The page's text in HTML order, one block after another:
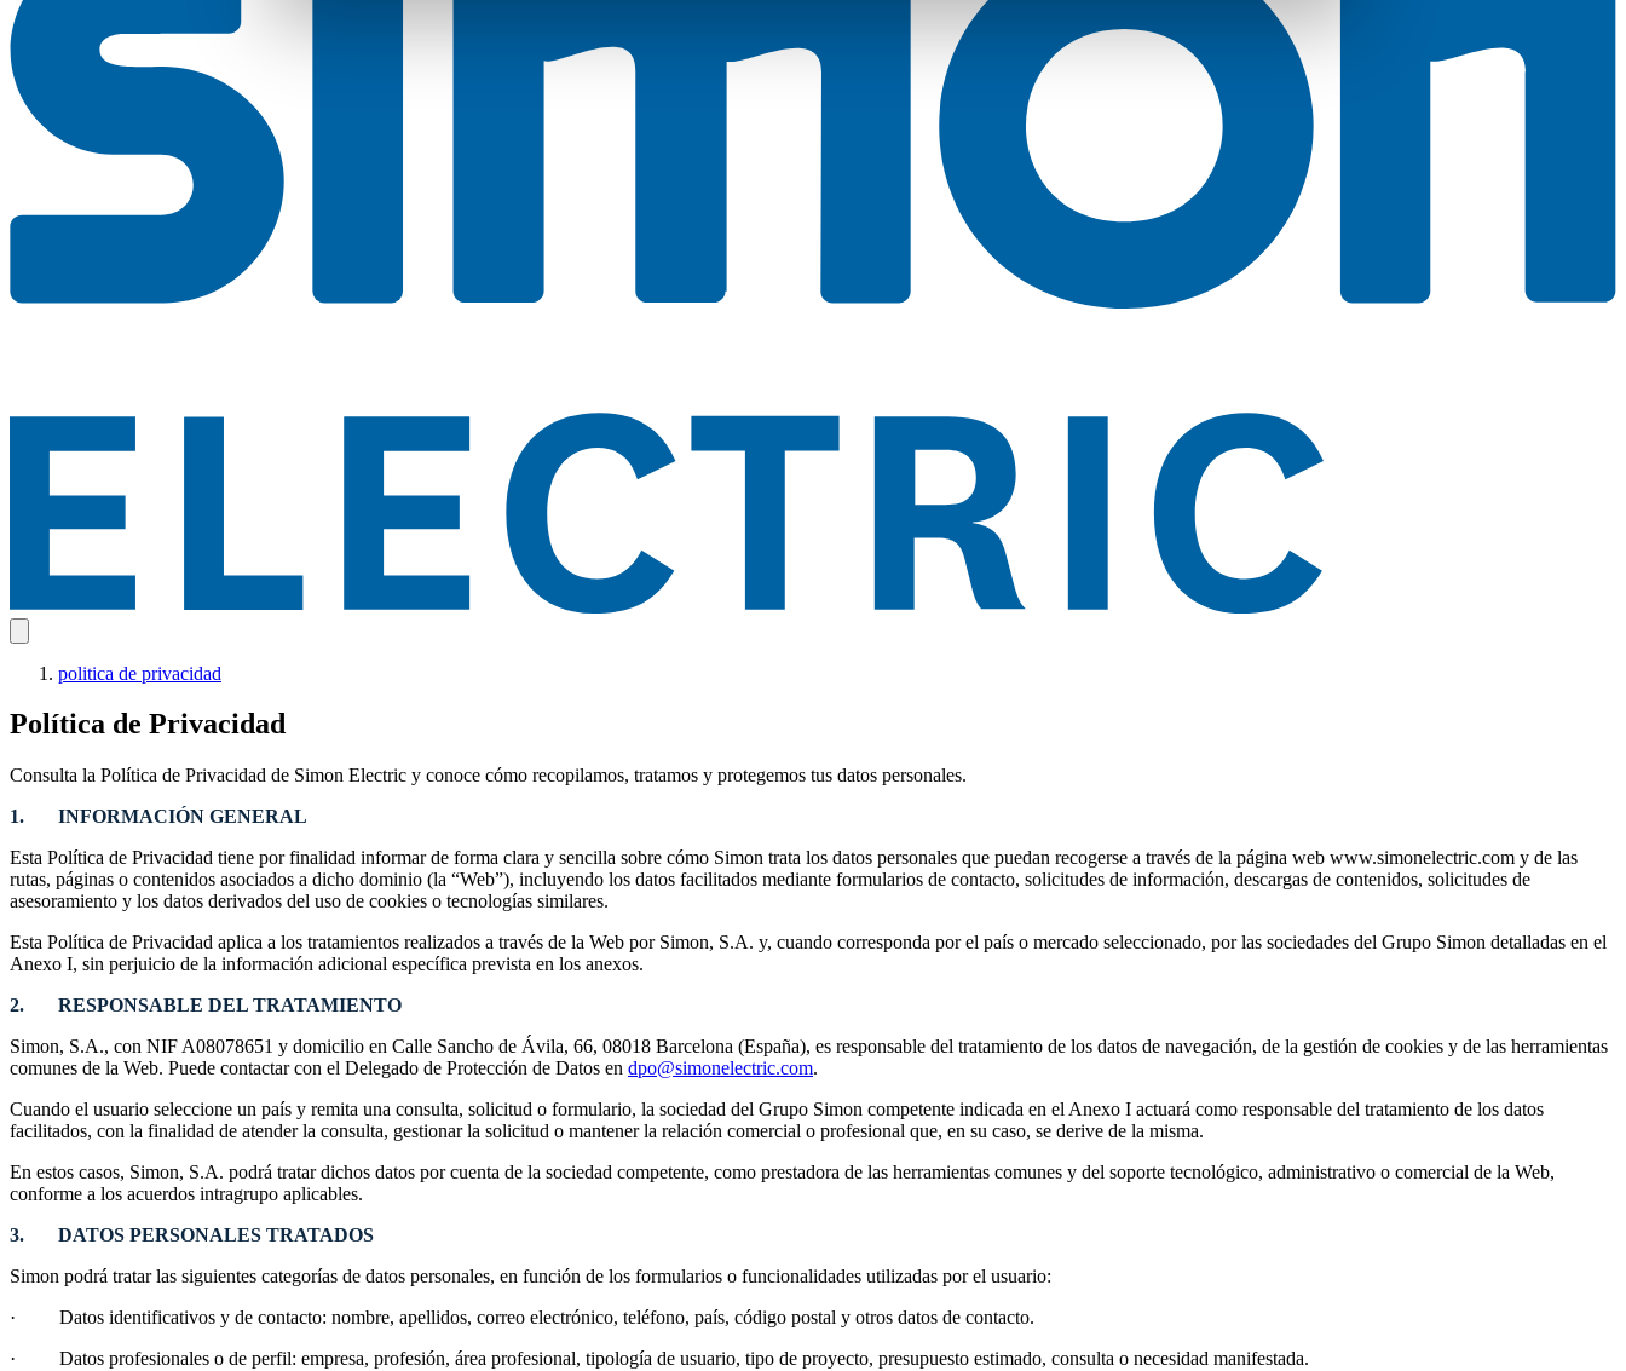
politica de privacidad
Política de Privacidad
Consulta la Política de Privacidad de Simon Electric y conoce cómo recopilamos, tratamos y protegemos tus datos personales.
1. INFORMACIÓN GENERAL
Esta Política de Privacidad tiene por finalidad informar de forma clara y sencilla sobre cómo Simon trata los datos personales que puedan recogerse a través de la página web www.simonelectric.com y de las
rutas, páginas o contenidos asociados a dicho dominio (la “Web”), incluyendo los datos facilitados mediante formularios de contacto, solicitudes de información, descargas de contenidos, solicitudes de
asesoramiento y los datos derivados del uso de cookies o tecnologías similares.
Esta Política de Privacidad aplica a los tratamientos realizados a través de la Web por Simon, S.A. y, cuando corresponda por el país o mercado seleccionado, por las sociedades del Grupo Simon detalladas en el
Anexo I, sin perjuicio de la información adicional específica prevista en los anexos.
2. RESPONSABLE DEL TRATAMIENTO
Simon, S.A., con NIF A08078651 y domicilio en Calle Sancho de Ávila, 66, 08018 Barcelona (España), es responsable del tratamiento de los datos de navegación, de la gestión de cookies y de las herramientas
comunes de la Web. Puede contactar con el Delegado de Protección de Datos en dpo@simonelectric.com.
Cuando el usuario seleccione un país y remita una consulta, solicitud o formulario, la sociedad del Grupo Simon competente indicada en el Anexo I actuará como responsable del tratamiento de los datos
facilitados, con la finalidad de atender la consulta, gestionar la solicitud o mantener la relación comercial o profesional que, en su caso, se derive de la misma.
En estos casos, Simon, S.A. podrá tratar dichos datos por cuenta de la sociedad competente, como prestadora de las herramientas comunes y del soporte tecnológico, administrativo o comercial de la Web,
conforme a los acuerdos intragrupo aplicables.
3. DATOS PERSONALES TRATADOS
Simon podrá tratar las siguientes categorías de datos personales, en función de los formularios o funcionalidades utilizadas por el usuario:
· Datos identificativos y de contacto: nombre, apellidos, correo electrónico, teléfono, país, código postal y otros datos de contacto.
· Datos profesionales o de perfil: empresa, profesión, área profesional, tipología de usuario, tipo de proyecto, presupuesto estimado, consulta o necesidad manifestada.